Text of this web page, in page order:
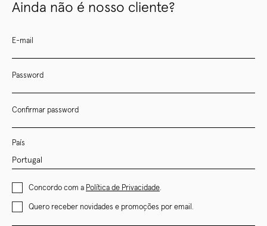
Ainda não é nosso cliente?
E-mail
Password
Confirmar password
País
Concordo com a Política de Privacidade.
Quero receber novidades e promoções por email.